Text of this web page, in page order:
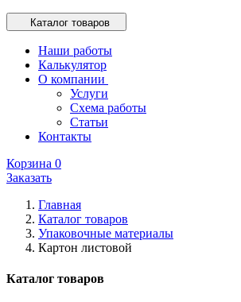
Каталог товаров
Наши работы
Калькулятор
О компании
Услуги
Схема работы
Статьи
Контакты
Корзина 0
Заказать
Главная
Каталог товаров
Упаковочные материалы
Картон листовой
Каталог товаров